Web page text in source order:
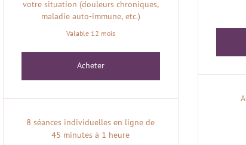
votre situation (douleurs chroniques,
maladie auto-immune, etc.)
Valable 12 mois
Acheter
8 séances individuelles en ligne de
45 minutes à 1 heure